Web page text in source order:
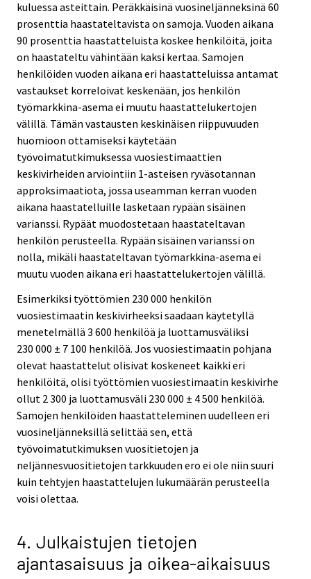
kuluessa asteittain. Peräkkäisinä vuosineljänneksinä 60
prosenttia haastateltavista on samoja. Vuoden aikana
90 prosenttia haastatteluista koskee henkilöitä, joita
on haastateltu vähintään kaksi kertaa. Samojen
henkilöiden vuoden aikana eri haastatteluissa antamat
vastaukset korreloivat keskenään, jos henkilön
työmarkkina-asema ei muutu haastattelukertojen
välillä. Tämän vastausten keskinäisen riippuvuuden
huomioon ottamiseksi käytetään
työvoimatutkimuksessa vuosiestimaattien
keskivirheiden arviointiin 1-asteisen ryväsotannan
approksimaatiota, jossa useamman kerran vuoden
aikana haastatelluille lasketaan rypään sisäinen
varianssi. Rypäät muodostetaan haastateltavan
henkilön perusteella. Rypään sisäinen varianssi on
nolla, mikäli haastateltavan työmarkkina-asema ei
muutu vuoden aikana eri haastattelukertojen välillä.
Esimerkiksi työttömien 230 000 henkilön
vuosiestimaatin keskivirheeksi saadaan käytetyllä
menetelmällä 3 600 henkilöä ja luottamusväliksi
230 000 ± 7 100 henkilöä. Jos vuosiestimaatin pohjana
olevat haastattelut olisivat koskeneet kaikki eri
henkilöitä, olisi työttömien vuosiestimaatin keskivirhe
ollut 2 300 ja luottamusväli 230 000 ± 4 500 henkilöä.
Samojen henkilöiden haastatteleminen uudelleen eri
vuosineljänneksillä selittää sen, että
työvoimatutkimuksen vuositietojen ja
neljännesvuositietojen tarkkuuden ero ei ole niin suuri
kuin tehtyjen haastattelujen lukumäärän perusteella
voisi olettaa.
4. Julkaistujen tietojen
ajantasaisuus ja oikea-aikaisuus